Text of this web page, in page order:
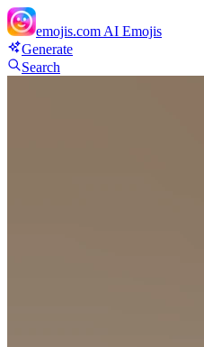
emojis.com AI Emojis
Generate
Search